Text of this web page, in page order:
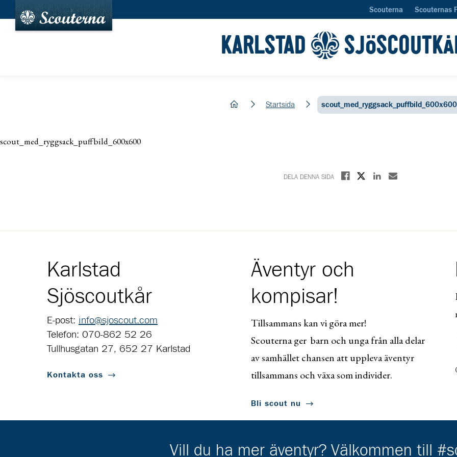
Scouterna Scouternas
KARLSTAD
hem Startsida scout_med_ryggsack_puffbild_600x600
scout_med_ryggsack_puffbild_600x600
DELA DENNA SIDA Dela på Facebook
Dela på XDela på Linkedin
Dela med E-post
Karlstad
Sjöscoutkår
E-post: info@sjoscout.com
Telefon: 070-862 52 26
Tullhusgatan 27, 652 27 Karlstad
Kontakta oss
Äventyr och
kompisar!
Tillsammans kan vi göra mer!
Scouterna ger barn och unga från alla delar
av samhället chansen att uppleva äventyr
tillsammans och växa som individer.
Bli scout nu
Vill du ha mer äventyr? Välkommen till